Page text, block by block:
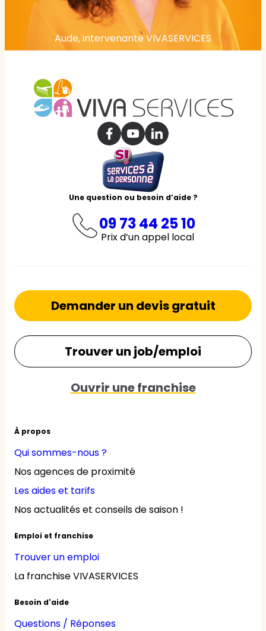
Aude, intervenante VIVASERVICES
Une question ou besoin d’aide ?
09 73 44 25 10
Prix d’un appel local
À propos
Qui sommes-nous ?
Nos agences de proximité
Les aides et tarifs
Nos actualités et conseils de saison !
Emploi et franchise
Trouver un emploi
La franchise VIVASERVICES
Besoin d'aide
Questions / Réponses
Demander un devis gratuit
Trouver un job/emploi
Ouvrir une franchise